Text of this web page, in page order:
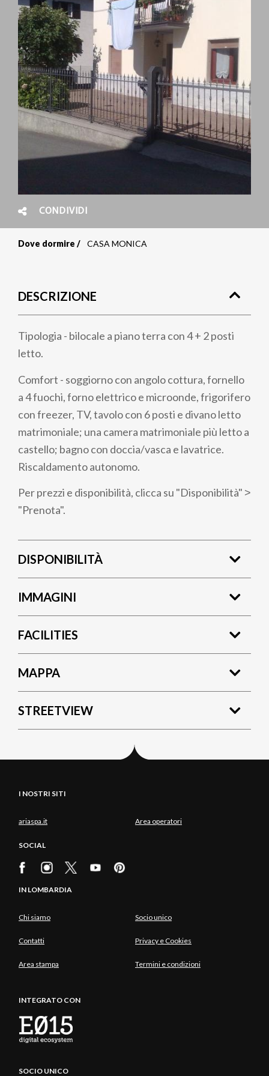
CONDIVIDI
pane
Dove dormire CASA MONICA
DESCRIZIONE
Tipologia - bilocale a piano terra con 4 + 2 posti
letto.
Comfort - soggiorno con angolo cottura, fornello
a 4 fuochi, forno elettrico e microonde, frigorifero
con freezer, TV, tavolo con 6 posti e divano letto
matrimoniale; una camera matrimoniale più letto a
castello; bagno con doccia/vasca e lavatrice.
Riscaldamento autonomo.
Per prezzi e disponibilità, clicca su "Disponibilità" ˃
"Prenota".
DISPONIBILITÀ
IMMAGINI
FACILITIES
MAPPA
STREETVIEW
I NOSTRI SITI
ariaspa.it Area operatori
SOCIAL
IN LOMBARDIA
Chi siamo Socio unico
Contatti Privacy e Cookies
Area stampa Termini e condizioni
INTEGRATO CON
SOCIO UNICO